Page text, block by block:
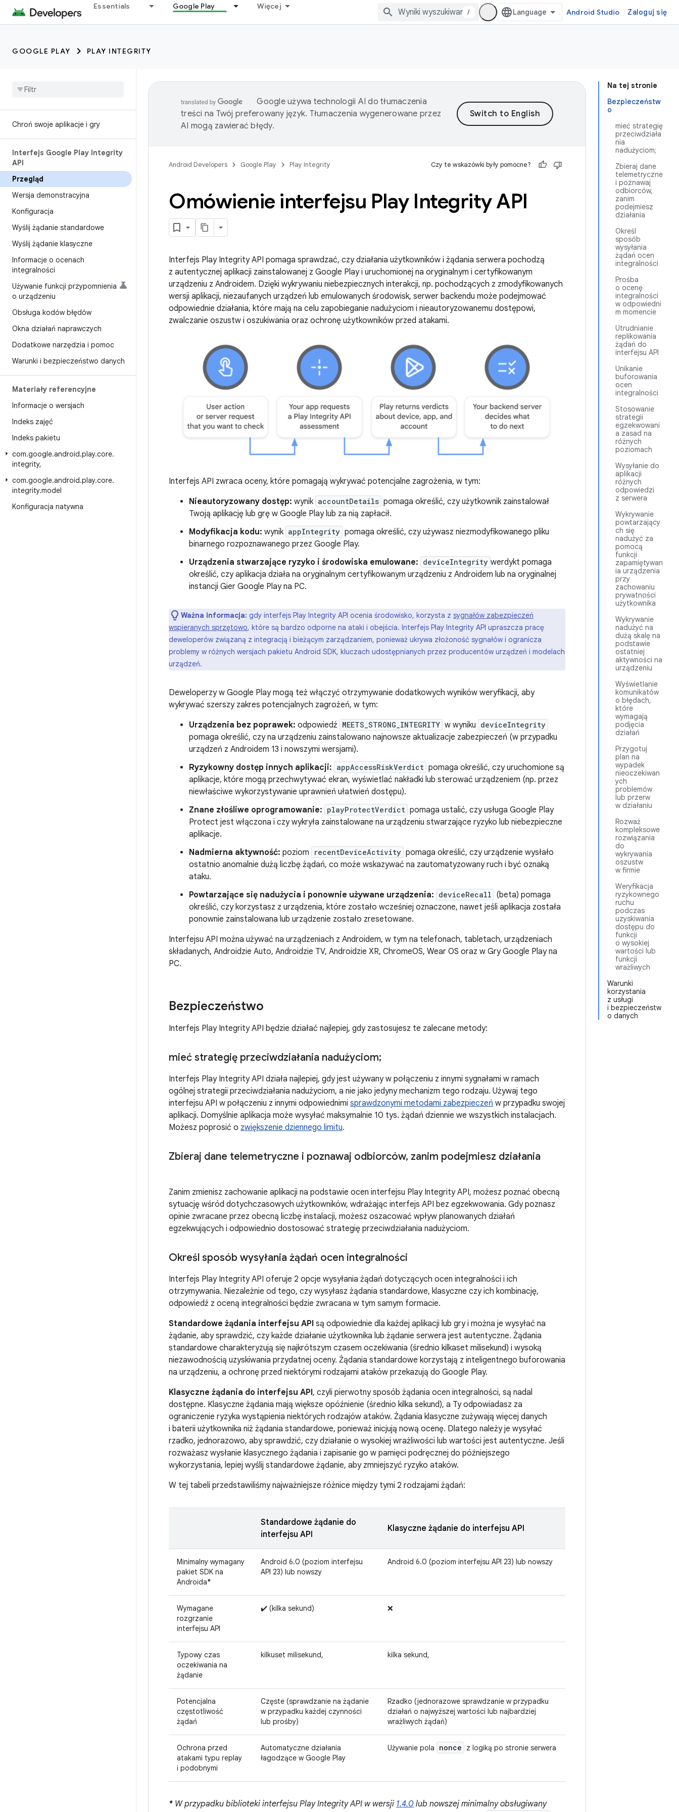
Essentials Google Play Więcej
/ Android Studio Zaloguj się
GOOGLE PLAY PLAY INTEGRITY
Chroń swoje aplikacje i gry
Interfejs Google Play Integrity
API
Przegląd
Wersja demonstracyjna
Konfiguracja
Wyślij żądanie standardowe
Wyślij żądanie klasyczne
Informacje o ocenach
integralności
Używanie funkcji przypomnienia
o urządzeniu
Obsługa kodów błędów
Okna działań naprawczych
Dodatkowe narzędzia i pomoc
Warunki i bezpieczeństwo danych
Materiały referencyjne
Informacje o wersjach
Indeks zajęć
Indeks pakietu
com.google.android.play.core.
integrity,
com.google.android.play.core.
integrity.model
Konfiguracja natywna
Na tej stronie
Bezpieczeństw
o
mieć strategię
przeciwdziała
nia
nadużyciom;
Zbieraj dane
telemetryczne
i poznawaj
odbiorców,
zanim
podejmiesz
działania
Określ
sposób
wysyłania
żądań ocen
integralności
Prośba
o ocenę
integralności
w odpowiedni
m momencie
Utrudnianie
replikowania
żądań do
interfejsu API
Unikanie
buforowania
ocen
integralności
Stosowanie
strategii
egzekwowani
a zasad na
różnych
poziomach
Wysyłanie do
aplikacji
różnych
odpowiedzi
z serwera
Wykrywanie
powtarzający
ch się
nadużyć za
pomocą
funkcji
zapamiętywan
ia urządzenia
przy
zachowaniu
prywatności
użytkownika
Wykrywanie
nadużyć na
dużą skalę na
podstawie
ostatniej
aktywności na
urządzeniu
Wyświetlanie
komunikatów
o błędach,
które
wymagają
podjęcia
działań
Przygotuj
plan na
wypadek
nieoczekiwan
ych
problemów
lub przerw
w działaniu
Rozważ
kompleksowe
rozwiązania
do
wykrywania
oszustw
w firmie
Weryfikacja
ryzykownego
ruchu
podczas
uzyskiwania
dostępu do
funkcji
o wysokiej
wartości lub
funkcji
wrażliwych
Warunki
korzystania
z usługi
i bezpieczeństw
o danych
Google używa technologii AI do tłumaczenia
treści na Twój preferowany język. Tłumaczenia wygenerowane przez
AI mogą zawierać błędy.
Android Developers Google Play Play Integrity Czy te wskazówki były pomocne?
Omówienie interfejsu Play Integrity API
Interfejs Play Integrity API pomaga sprawdzać, czy działania użytkowników i żądania serwera pochodzą
z autentycznej aplikacji zainstalowanej z Google Play i uruchomionej na oryginalnym i certyfikowanym
urządzeniu z Androidem. Dzięki wykrywaniu niebezpiecznych interakcji, np. pochodzących z zmodyfikowanych
wersji aplikacji, niezaufanych urządzeń lub emulowanych środowisk, serwer backendu może podejmować
odpowiednie działania, które mają na celu zapobieganie nadużyciom i nieautoryzowanemu dostępowi,
zwalczanie oszustw i oszukiwania oraz ochronę użytkowników przed atakami.
Interfejs API zwraca oceny, które pomagają wykrywać potencjalne zagrożenia, w tym:
Nieautoryzowany dostęp: wynik accountDetails pomaga określić, czy użytkownik zainstalował
Twoją aplikację lub grę w Google Play lub za nią zapłacił.
Modyfikacja kodu: wynik appIntegrity pomaga określić, czy używasz niezmodyfikowanego pliku
binarnego rozpoznawanego przez Google Play.
Urządzenia stwarzające ryzyko i środowiska emulowane: deviceIntegrity werdykt pomaga
określić, czy aplikacja działa na oryginalnym certyfikowanym urządzeniu z Androidem lub na oryginalnej
instancji Gier Google Play na PC.
Ważna informacja: gdy interfejs Play Integrity API ocenia środowisko, korzysta z sygnałów zabezpieczeń
wspieranych sprzętowo, które są bardzo odporne na ataki i obejścia. Interfejs Play Integrity API upraszcza pracę
deweloperów związaną z integracją i bieżącym zarządzaniem, ponieważ ukrywa złożoność sygnałów i ogranicza
problemy w różnych wersjach pakietu Android SDK, kluczach udostępnianych przez producentów urządzeń i modelach
urządzeń.
Deweloperzy w Google Play mogą też włączyć otrzymywanie dodatkowych wyników weryfikacji, aby
wykrywać szerszy zakres potencjalnych zagrożeń, w tym:
Urządzenia bez poprawek: odpowiedź MEETS_STRONG_INTEGRITY w wyniku deviceIntegrity
pomaga określić, czy na urządzeniu zainstalowano najnowsze aktualizacje zabezpieczeń (w przypadku
urządzeń z Androidem 13 i nowszymi wersjami).
Ryzykowny dostęp innych aplikacji: appAccessRiskVerdict pomaga określić, czy uruchomione są
aplikacje, które mogą przechwytywać ekran, wyświetlać nakładki lub sterować urządzeniem (np. przez
niewłaściwe wykorzystywanie uprawnień ułatwień dostępu).
Znane złośliwe oprogramowanie: playProtectVerdict pomaga ustalić, czy usługa Google Play
Protect jest włączona i czy wykryła zainstalowane na urządzeniu stwarzające ryzyko lub niebezpieczne
aplikacje.
Nadmierna aktywność: poziom recentDeviceActivity pomaga określić, czy urządzenie wysłało
ostatnio anomalnie dużą liczbę żądań, co może wskazywać na zautomatyzowany ruch i być oznaką
ataku.
Powtarzające się nadużycia i ponownie używane urządzenia: deviceRecall (beta) pomaga
określić, czy korzystasz z urządzenia, które zostało wcześniej oznaczone, nawet jeśli aplikacja została
ponownie zainstalowana lub urządzenie zostało zresetowane.
Interfejsu API można używać na urządzeniach z Androidem, w tym na telefonach, tabletach, urządzeniach
składanych, Androidzie Auto, Androidzie TV, Androidzie XR, ChromeOS, Wear OS oraz w Gry Google Play na
PC.
Bezpieczeństwo
Interfejs Play Integrity API będzie działać najlepiej, gdy zastosujesz te zalecane metody:
mieć strategię przeciwdziałania nadużyciom;
Interfejs Play Integrity API działa najlepiej, gdy jest używany w połączeniu z innymi sygnałami w ramach
ogólnej strategii przeciwdziałania nadużyciom, a nie jako jedyny mechanizm tego rodzaju. Używaj tego
interfejsu API w połączeniu z innymi odpowiednimi sprawdzonymi metodami zabezpieczeń w przypadku swojej
aplikacji. Domyślnie aplikacja może wysyłać maksymalnie 10 tys. żądań dziennie we wszystkich instalacjach.
Możesz poprosić o zwiększenie dziennego limitu.
Zbieraj dane telemetryczne i poznawaj odbiorców, zanim podejmiesz działania
Zanim zmienisz zachowanie aplikacji na podstawie ocen interfejsu Play Integrity API, możesz poznać obecną
sytuację wśród dotychczasowych użytkowników, wdrażając interfejs API bez egzekwowania. Gdy poznasz
opinie zwracane przez obecną liczbę instalacji, możesz oszacować wpływ planowanych działań
egzekwujących i odpowiednio dostosować strategię przeciwdziałania nadużyciom.
Określ sposób wysyłania żądań ocen integralności
Interfejs Play Integrity API oferuje 2 opcje wysyłania żądań dotyczących ocen integralności i ich
otrzymywania. Niezależnie od tego, czy wysyłasz żądania standardowe, klasyczne czy ich kombinację,
odpowiedź z oceną integralności będzie zwracana w tym samym formacie.
Standardowe żądania interfejsu API są odpowiednie dla każdej aplikacji lub gry i można je wysyłać na
żądanie, aby sprawdzić, czy każde działanie użytkownika lub żądanie serwera jest autentyczne. Żądania
standardowe charakteryzują się najkrótszym czasem oczekiwania (średnio kilkaset milisekund) i wysoką
niezawodnością uzyskiwania przydatnej oceny. Żądania standardowe korzystają z inteligentnego buforowania
na urządzeniu, a ochronę przed niektórymi rodzajami ataków przekazują do Google Play.
Klasyczne żądania do interfejsu API, czyli pierwotny sposób żądania ocen integralności, są nadal
dostępne. Klasyczne żądania mają większe opóźnienie (średnio kilka sekund), a Ty odpowiadasz za
ograniczenie ryzyka wystąpienia niektórych rodzajów ataków. Żądania klasyczne zużywają więcej danych
i baterii użytkownika niż żądania standardowe, ponieważ inicjują nową ocenę. Dlatego należy je wysyłać
rzadko, jednorazowo, aby sprawdzić, czy działanie o wysokiej wrażliwości lub wartości jest autentyczne. Jeśli
rozważasz wysłanie klasycznego żądania i zapisanie go w pamięci podręcznej do późniejszego
wykorzystania, lepiej wyślij standardowe żądanie, aby zmniejszyć ryzyko ataków.
W tej tabeli przedstawiliśmy najważniejsze różnice między tymi 2 rodzajami żądań:
Standardowe żądanie do
interfejsu API
Klasyczne żądanie do interfejsu API
Minimalny wymagany
pakiet SDK na
Androida*
Android 6.0 (poziom interfejsu
API 23) lub nowszy
Android 6.0 (poziom interfejsu API 23) lub nowszy
Wymagane
rozgrzanie
interfejsu API
✔️ (kilka sekund) ❌
Typowy czas
oczekiwania na
żądanie
kilkuset milisekund, kilka sekund,
Potencjalna
częstotliwość
żądań
Częste (sprawdzanie na żądanie
w przypadku każdej czynności
lub prośby)
Rzadko (jednorazowe sprawdzanie w przypadku
działań o najwyższej wartości lub najbardziej
wrażliwych żądań)
Ochrona przed
atakami typu replay
i podobnymi
Automatyczne działania
łagodzące w Google Play
Używanie pola nonce z logiką po stronie serwera
* W przypadku biblioteki interfejsu Play Integrity API w wersji 1.4.0 lub nowszej minimalny obsługiwany